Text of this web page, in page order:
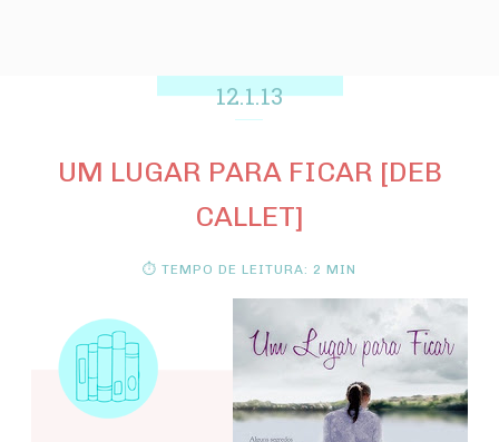
12.1.13
UM LUGAR PARA FICAR [DEB
CALLET]
⏱ TEMPO DE LEITURA: 2 MIN